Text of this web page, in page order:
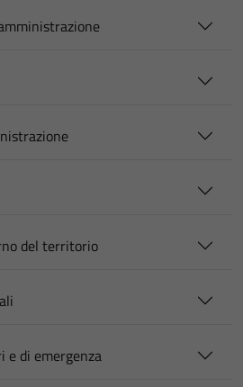
del territorio
di emergenza